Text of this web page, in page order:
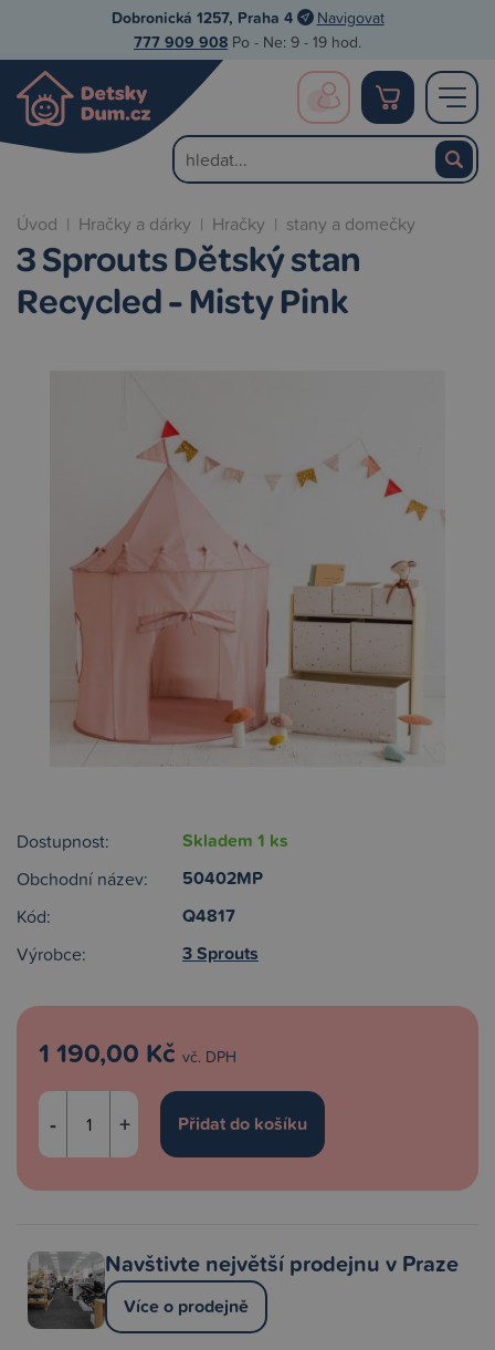
Dobronická 1257, Praha 4 Navigovat
777 909 908 Po - Ne: 9 - 19 hod.
Úvod | Hračky a dárky | Hračky | stany a domečky
3 Sprouts Dětský stan
Recycled - Misty Pink
Dostupnost: Skladem 1 ks
Obchodní název: 50402MP
Kód: Q4817
Výrobce: 3 Sprouts
1 190,00 Kč vč. DPH
- +
Navštivte největší prodejnu v Praze
Více o prodejně